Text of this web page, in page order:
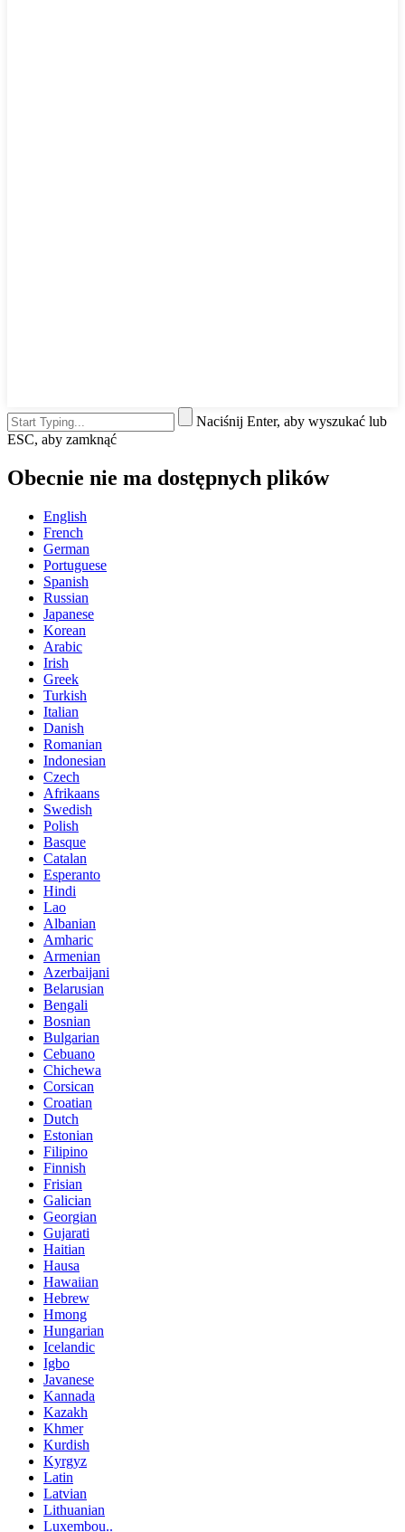
Naciśnij Enter, aby wyszukać lub
ESC, aby zamknąć
Obecnie nie ma dostępnych plików
English
French
German
Portuguese
Spanish
Russian
Japanese
Korean
Arabic
Irish
Greek
Turkish
Italian
Danish
Romanian
Indonesian
Czech
Afrikaans
Swedish
Polish
Basque
Catalan
Esperanto
Hindi
Lao
Albanian
Amharic
Armenian
Azerbaijani
Belarusian
Bengali
Bosnian
Bulgarian
Cebuano
Chichewa
Corsican
Croatian
Dutch
Estonian
Filipino
Finnish
Frisian
Galician
Georgian
Gujarati
Haitian
Hausa
Hawaiian
Hebrew
Hmong
Hungarian
Icelandic
Igbo
Javanese
Kannada
Kazakh
Khmer
Kurdish
Kyrgyz
Latin
Latvian
Lithuanian
Luxembou..